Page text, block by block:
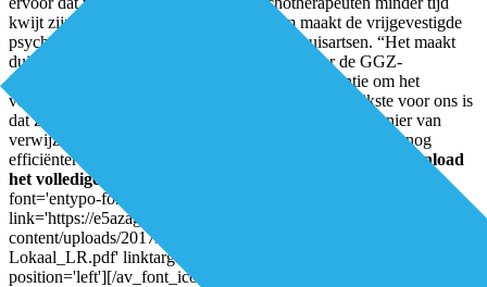
kwijt zijn aan administratie.” Het platform maakt de vrijgevestigde
psychologen bovendien zichtbaarder voor huisartsen. “Het maakt
duidelijk dat we een serieus alternatief zijn voor de GGZ-
instellingen. Maar het gaat ons niet in eerste instantie om het
verkrijgen van meer verwijzingen. Het allerbelangrijkste voor ons is
dat ZorgDomein Lokaal de problemen met de oude manier van
verwijzen verhelpt en de praktijkvoering aan beide zijden nog
efficiënter laat verlopen.”
Download
het volledige artikel hier:
font='entypo-fontello' style='' caption=''
link='https://e5azagqfxrm.exactdn.com/wp-
content/uploads/2017/05/DEL-nr4_2017_ZorgDomein-
Lokaal_LR.pdf' linktarget='_blank' color='' size='40px'
position='left'][/av_font_icon]